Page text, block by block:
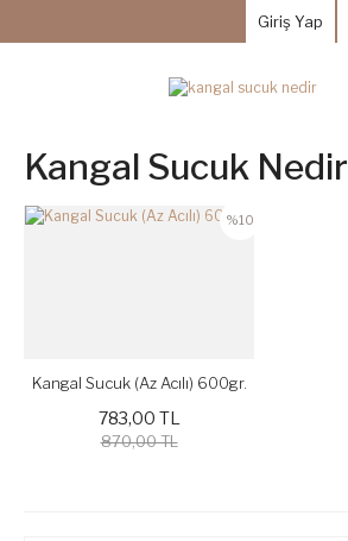
Giriş Yap
Kangal Sucuk Nedir
%10
Kangal Sucuk (Az Acılı) 600gr.
783,00 TL
870,00 TL